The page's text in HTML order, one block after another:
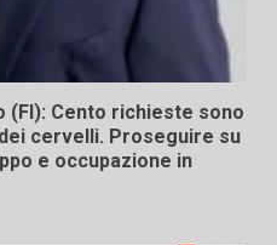
(FI): Cento richieste sono
cervelli. Proseguire su
e occupazione in